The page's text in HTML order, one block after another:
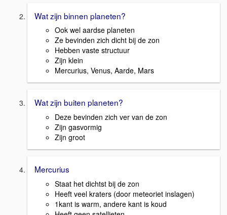
Wat zijn binnen planeten?
Ook wel aardse planeten
Ze bevinden zich dicht bij de zon
Hebben vaste structuur
Zijn klein
Mercurius, Venus, Aarde, Mars
Wat zijn buiten planeten?
Deze bevinden zich ver van de zon
Zijn gasvormig
Zijn groot
Mercurius
Staat het dichtst bij de zon
Heeft veel kraters (door meteoriet inslagen)
1kant is warm, andere kant is koud